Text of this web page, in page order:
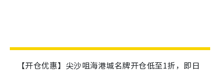
【开仓优惠】尖沙咀海港城名牌开仓低至1折，即日